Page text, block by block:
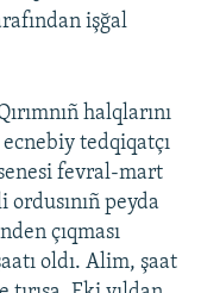
işğal
halqlarını
tedqiqatçı
fevral-mart
ordusınıñ peyda
çıqması
oldı. Alim, şaat